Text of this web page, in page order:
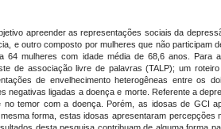
apreender as representações sociais da
e outro composto por mulheres que não
64 mulheres com idade média de 68,6 anos.
de associação livre de palavras (TALP); um
de envelhecimento heterogêneas entre os
negativas ligadas a doença e morte. Referente a
temor com a doença. Porém, as idosas de GCI
forma, estas idosas apresentaram